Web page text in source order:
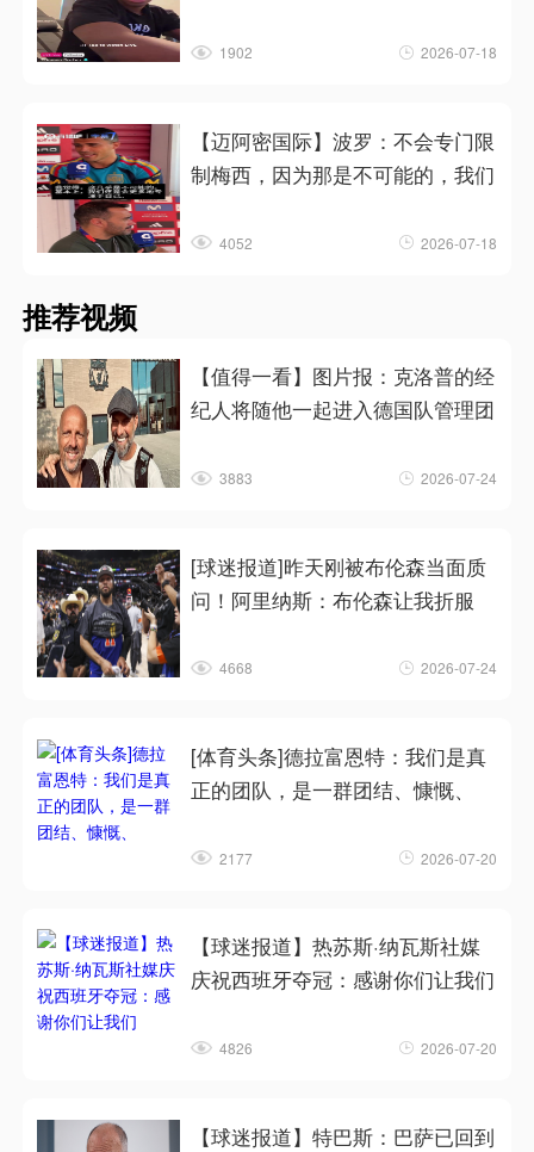
1902 2026-07-18
【迈阿密国际】波罗：不会专门限
制梅西，因为那是不可能的，我们
4052 2026-07-18
推荐视频
【值得一看】图片报：克洛普的经
纪人将随他一起进入德国队管理团
3883 2026-07-24
[球迷报道]昨天刚被布伦森当面质
问！阿里纳斯：布伦森让我折服
4668 2026-07-24
[体育头条]德拉富恩特：我们是真
正的团队，是一群团结、慷慨、
2177 2026-07-20
【球迷报道】热苏斯·纳瓦斯社媒
庆祝西班牙夺冠：感谢你们让我们
4826 2026-07-20
【球迷报道】特巴斯：巴萨已回到